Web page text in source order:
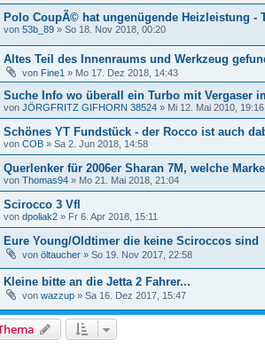
Polo CoupÃ© hat ungenügende Heizleistung -
von 53b_89 » So 18. Nov 2018, 00:20
Altes Teil des Innenraums und Werkzeug
von Fine1 » Mo 17. Dez 2018, 14:43
Suche Info wo überall ein Turbo mit Vergaser
von JÖRGFRITZ GIFHORN 38524 » Mi 12. Mai 2010, 19:16
Schönes YT Fundstück - der Rocco ist auch
von COB » Sa 2. Jun 2018, 14:58
Querlenker für 2006er Sharan 7M, welche
von Thomas94 » Mo 21. Mai 2018, 21:04
Scirocco 3 Vfl
von dpoliak2 » Fr 6. Apr 2018, 15:11
Eure Young/Oldtimer die keine Sciroccos sind
von öltaucher » So 19. Nov 2017, 22:58
Kleine bitte an die Jetta 2 Fahrer...
von wazzup » Sa 16. Dez 2017, 15:47